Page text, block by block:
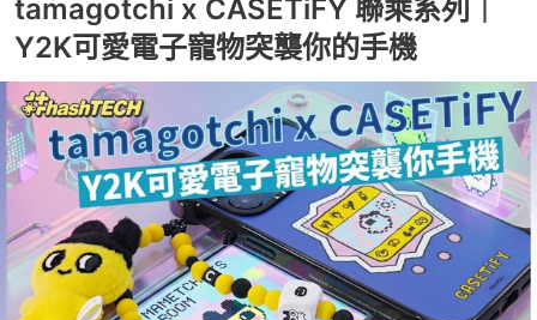
tamagotchi x CASETiFY 聯乘系列｜
Y2K可愛電子寵物突襲你的手機